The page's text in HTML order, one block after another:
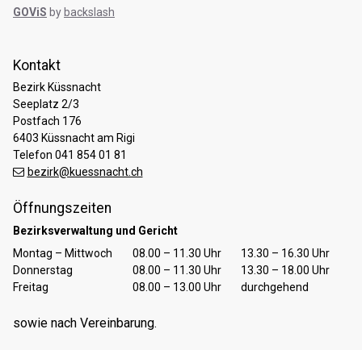
Kontakt
Bezirk Küssnacht
Seeplatz 2/3
Postfach 176
6403 Küssnacht am Rigi
Telefon 041 854 01 81
bezirk@kuessnacht.ch
Öffnungszeiten
Bezirksverwaltung und Gericht
TagÖffnungszeiten Vormittag Öffnungszeiten Nachmittag
Montag – Mittwoch 08.00 – 11.30 Uhr
13.30 – 16.30 Uhr
Donnerstag
08.00 – 11.30 Uhr
13.30 – 18.00 Uhr
Freitag
08.00 – 13.00 Uhr durchgehend
sowie nach Vereinbarung.
GOViS bybackslash